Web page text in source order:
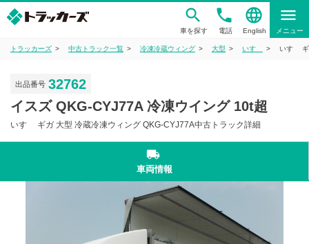
車を探す
phone
電話
language
English
menu
メニュー
トラッカーズ 中古トラック一覧 冷凍冷蔵ウィング 大型 いすゞ いすゞ
出品番号 32762
イスズ QKG-CYJ77A 冷凍ウイング 10t超
いすゞ ギガ 大型 冷蔵冷凍ウィング QKG-CYJ77A中古トラック詳細
local_shipping
車両情報